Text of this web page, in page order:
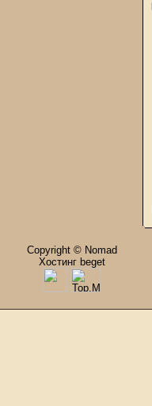
Copyright © Nomad
Хостинг beget